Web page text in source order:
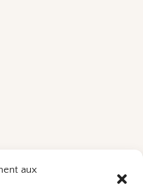
aux